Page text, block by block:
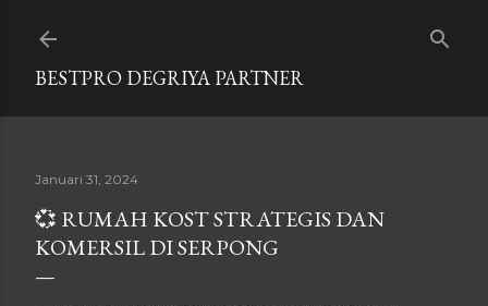
BESTPRO DEGRIYA PARTNER
Januari 31, 2024
💞 RUMAH KOST STRATEGIS DAN
KOMERSIL DI SERPONG